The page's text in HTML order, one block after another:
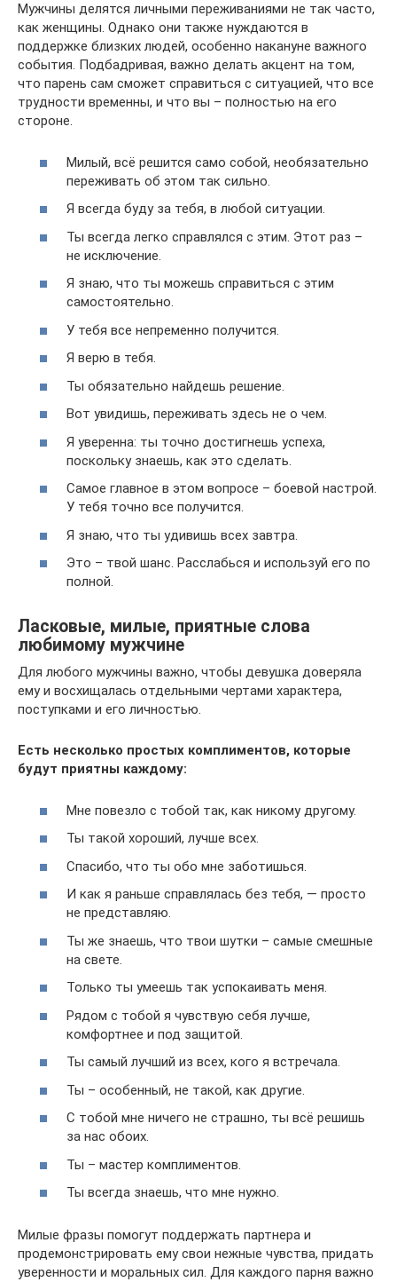
Мужчины делятся личными переживаниями не так часто,
как женщины. Однако они также нуждаются в
поддержке близких людей, особенно накануне важного
события. Подбадривая, важно делать акцент на том,
что парень сам сможет справиться с ситуацией, что все
трудности временны, и что вы – полностью на его
стороне.
Милый, всё решится само собой, необязательно
переживать об этом так сильно.
Я всегда буду за тебя, в любой ситуации.
Ты всегда легко справлялся с этим. Этот раз –
не исключение.
Я знаю, что ты можешь справиться с этим
самостоятельно.
У тебя все непременно получится.
Я верю в тебя.
Ты обязательно найдешь решение.
Вот увидишь, переживать здесь не о чем.
Я уверенна: ты точно достигнешь успеха,
поскольку знаешь, как это сделать.
Самое главное в этом вопросе – боевой настрой.
У тебя точно все получится.
Я знаю, что ты удивишь всех завтра.
Это – твой шанс. Расслабься и используй его по
полной.
Ласковые, милые, приятные слова
любимому мужчине
Для любого мужчины важно, чтобы девушка доверяла
ему и восхищалась отдельными чертами характера,
поступками и его личностью.
Есть несколько простых комплиментов, которые
будут приятны каждому:
Мне повезло с тобой так, как никому другому.
Ты такой хороший, лучше всех.
Спасибо, что ты обо мне заботишься.
И как я раньше справлялась без тебя, — просто
не представляю.
Ты же знаешь, что твои шутки – самые смешные
на свете.
Только ты умеешь так успокаивать меня.
Рядом с тобой я чувствую себя лучше,
комфортнее и под защитой.
Ты самый лучший из всех, кого я встречала.
Ты – особенный, не такой, как другие.
С тобой мне ничего не страшно, ты всё решишь
за нас обоих.
Ты – мастер комплиментов.
Ты всегда знаешь, что мне нужно.
Милые фразы помогут поддержать партнера и
продемонстрировать ему свои нежные чувства, придать
уверенности и моральных сил. Для каждого парня важно